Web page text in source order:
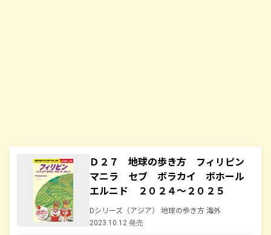
Ｄ２７ 地球の歩き方 フィリピン
マニラ セブ ボラカイ ボホール
エルニド ２０２４～２０２５
Dシリーズ（アジア） 地球の歩き方 海外
2023.10.12 発売